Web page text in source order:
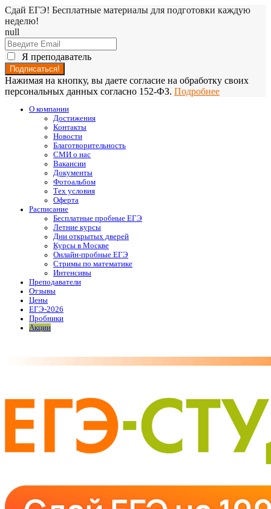
Сдай ЕГЭ! Бесплатные материалы для подготовки каждую
неделю!
null
Я преподаватель
Нажимая на кнопку, вы даете согласие на обработку своих
персональных данных согласно 152-ФЗ. Подробнее
О компании
Достижения
Контакты
Новости
Благотворительность
СМИ о нас
Вакансии
Документы
Фотоальбом
Тех условия
Оферта
Расписание
Бесплатные пробные ЕГЭ
Летние курсы
Дни открытых дверей
Курсы в Москве
Онлайн-пробные ЕГЭ
Стримы по математике
Интенсивы
Преподаватели
Отзывы
Цены
ЕГЭ-2026
Пробники
Акции